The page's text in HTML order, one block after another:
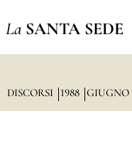
La SANTA SEDE
DISCORSI 1988 GIUGNO